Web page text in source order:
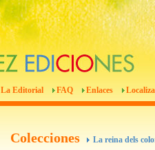
La Editorial FAQ Enlaces
Colecciones La reina dels